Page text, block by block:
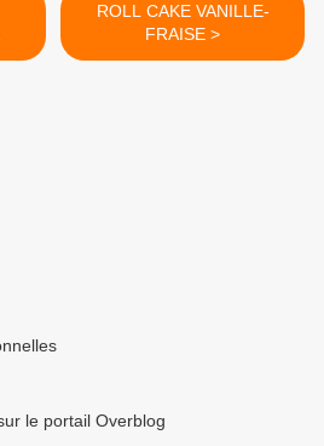
ROLL CAKE VANILLE-
FRAISE >
le portail Overblog